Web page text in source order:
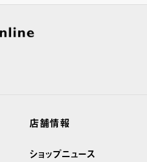
店舗情報
ショップニュース